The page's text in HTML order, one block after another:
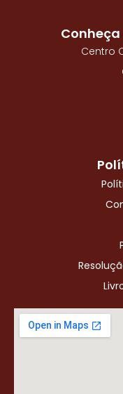
Conheça
Centro